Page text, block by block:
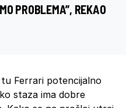
PROBLEMA”, REKAO
Ferrari potencijalno
staza ima dobre